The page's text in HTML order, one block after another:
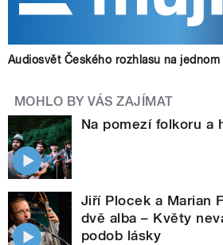
Audiosvět Českého rozhlasu na jednom
MOHLO BY VÁS ZAJÍMAT
Na pomezí folkoru a
Jiří Plocek a Marian
dvě alba – Květy
podob lásky